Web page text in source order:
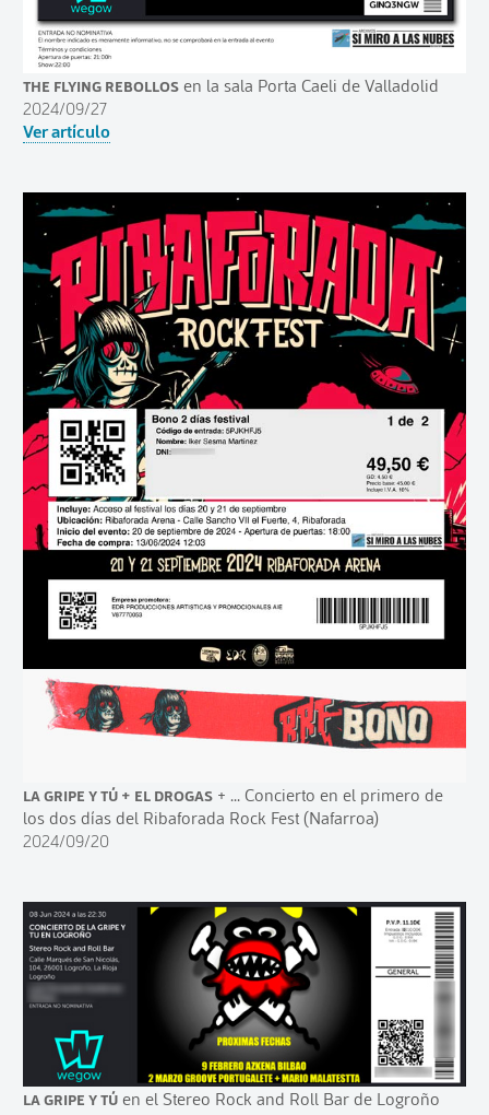
The Flying Rebollos en la sala Porta Caeli de Valladolid
2024/09/27
Ver artículo
La Gripe y Tú + El Drogas + ... Concierto en el primero de
los dos días del Ribaforada Rock Fest (Nafarroa)
2024/09/20
La Gripe y Tú en el Stereo Rock and Roll Bar de Logroño